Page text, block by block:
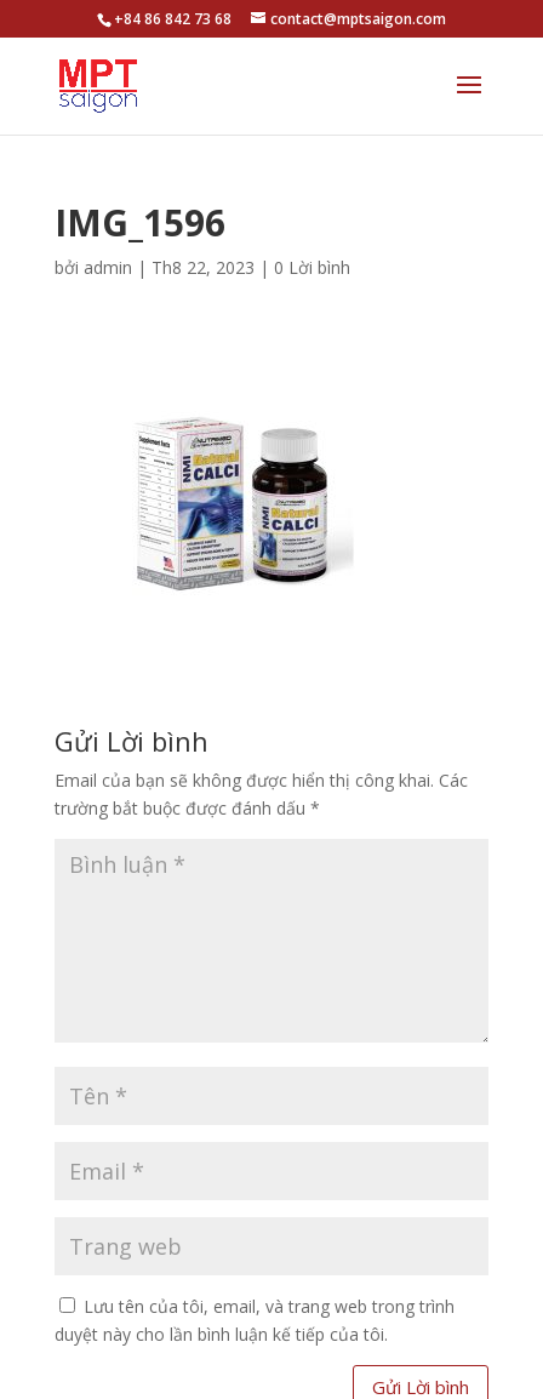
+84 86 842 73 68 contact@mptsaigon.com
IMG_1596
bởi admin | Th8 22, 2023 | 0 Lời bình
Gửi Lời bình
Email của bạn sẽ không được hiển thị công khai. Các
trường bắt buộc được đánh dấu *
Lưu tên của tôi, email, và trang web trong trình
duyệt này cho lần bình luận kế tiếp của tôi.